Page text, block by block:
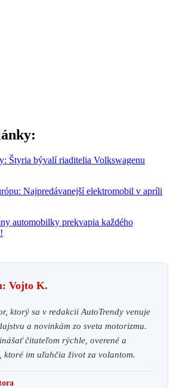
Štyria bývalí riaditelia Volkswagenu
Najpredávanejší elektromobil v apríli
automobilky prekvapia každého
Vojto K.
ktorý sa v redakcii AutoTrendy venuje
a novinkám zo sveta motorizmu.
čitateľom rýchle, overené a
ktoré im uľahčia život za volantom.